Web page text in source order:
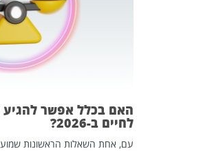
האם בכלל אפשר להגיע
לחיים ב-2026?
עם, אחת השאלות הראשונות